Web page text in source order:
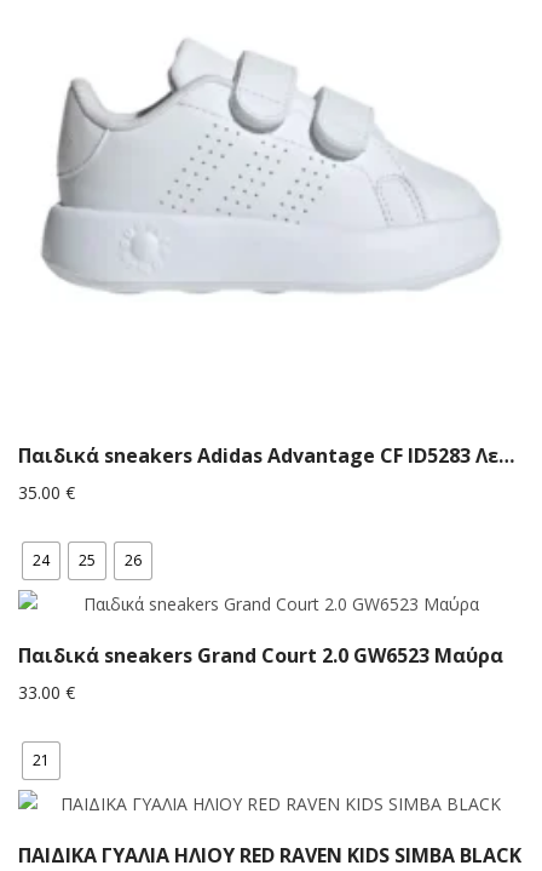
Παιδικά sneakers Adidas Advantage CF ID5283 Λευκά
35.00 €
24 25 26
Παιδικά sneakers Grand Court 2.0 GW6523 Μαύρα
33.00 €
21
ΠΑΙΔΙΚΑ ΓΥΑΛΙΑ ΗΛΙΟΥ RED RAVEN KIDS SIMBA BLACK